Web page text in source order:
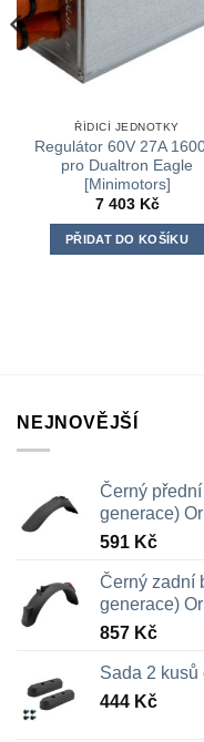
ŘÍDICÍ JEDNOTKY
Regulátor 60V 27A
pro Dualtron Eagle
[Minimotors]
7 403 Kč
PŘIDAT DO KOŠÍKU
NEJNOVĚJŠÍ
Černý
generace)
591 Kč
Černý zadní
generace)
857 Kč
Sada 2
444 Kč